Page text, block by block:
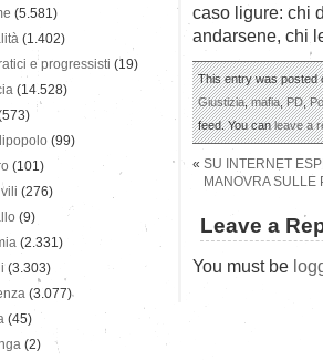
caso ligure: chi
andarsene, chi
This entry was posted
Giustizia,mafia,PD,
feed. You canleave a
« SU INTERNET
MANOVRA SULLE
Leave a
You must be
(5.581)
(1.402)
e progressisti (19)
(14.528)
(99)
(101)
(276)
(9)
(2.331)
(3.303)
(3.077)
(45)
(2)